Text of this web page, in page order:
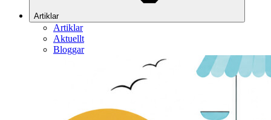
Artiklar
Artiklar
Aktuellt
Bloggar